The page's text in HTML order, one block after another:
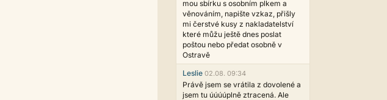
mou sbírku s osobním plkem a
věnováním, napište vzkaz, přišly
mi čerstvé kusy z nakladatelství
které můžu ještě dnes poslat
poštou nebo předat osobně v
Ostravě
Leslie 02.08. 09:34
Právě jsem se vrátila z dovolené a
jsem tu úúúúplně ztracená. Ale